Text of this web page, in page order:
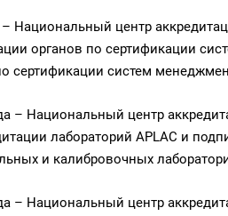
– Национальный центр
органов по сертификации
сертификации систем
– Национальный центр
лабораторий APLAC и
и калибровочных
– Национальный центр